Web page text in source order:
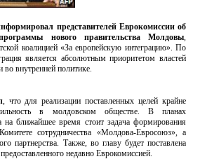
представителей Еврокомиссии об
нового правительства Молдовы,
коалицией «За европейскую интеграцию». По
является абсолютным приоритетом властей
во внутренней политике.
, что для реализации поставленных целей крайне
в молдовском обществе. В планах
на ближайшее время стоит задача формирования
сотрудничества «Молдова-Евросоюз», а
партнерства. Также, во главу будет поставлена
недавно Еврокомиссией.